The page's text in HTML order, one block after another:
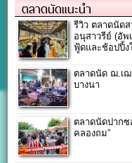
ตลาดนัดแนะนำ
รีวิว ตลาดนัด
อนุสาวรีย์ (อั
ฟู้ดและช้อปปิ้ง
ตลาดนัด ฌ.เ
บางนา
ตลาดนัดปาก
คลองถม”